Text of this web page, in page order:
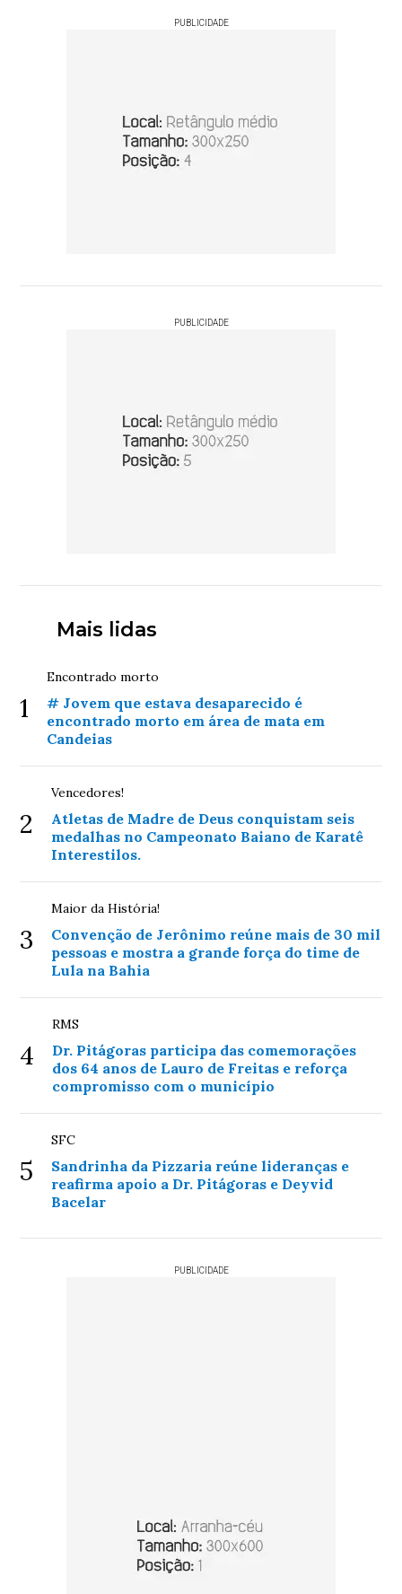
PUBLICIDADE
PUBLICIDADE
Mais lidas
1
Encontrado morto
# Jovem que estava desaparecido é
encontrado morto em área de mata em
Candeias
2
Vencedores!
Atletas de Madre de Deus conquistam seis
medalhas no Campeonato Baiano de Karatê
Interestilos.
3
Maior da História!
Convenção de Jerônimo reúne mais de 30 mil
pessoas e mostra a grande força do time de
Lula na Bahia
4
RMS
Dr. Pitágoras participa das comemorações
dos 64 anos de Lauro de Freitas e reforça
compromisso com o município
5
SFC
Sandrinha da Pizzaria reúne lideranças e
reafirma apoio a Dr. Pitágoras e Deyvid
Bacelar
PUBLICIDADE